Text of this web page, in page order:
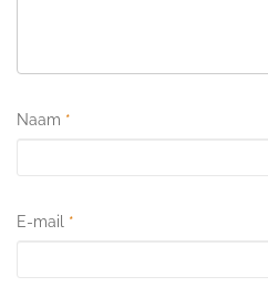
Naam *
E-mail *